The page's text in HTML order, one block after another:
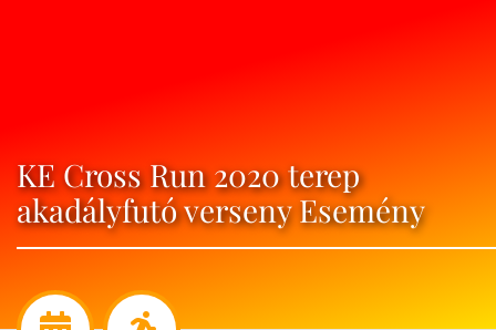
KE Cross Run 2020 terep
akadályfutó verseny Esemény